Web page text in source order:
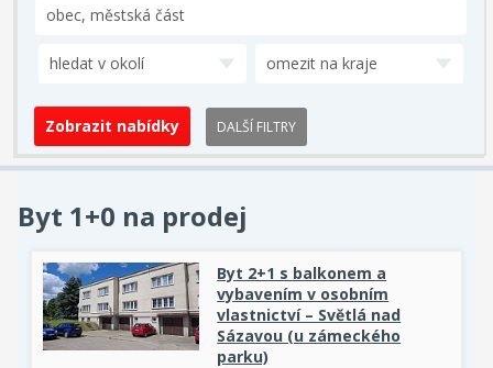
hledat v okolí omezit na kraje
DALŠÍ FILTRY
Byt 1+0 na prodej
Byt 2+1 s balkonem a
vybavením v osobním
vlastnictví – Světlá nad
Sázavou (u zámeckého
parku)